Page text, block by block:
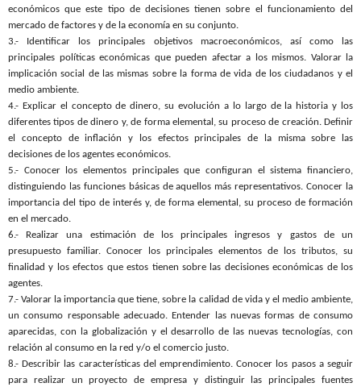
económicos que este tipo de decisiones tienen sobre el funcionamiento del
mercado de factores y de la economía en su conjunto.
3.- Identificar los principales objetivos macroeconómicos, así como las
principales políticas económicas que pueden afectar a los mismos. Valorar la
implicación social de las mismas sobre la forma de vida de los ciudadanos y el
medio ambiente.
4.- Explicar el concepto de dinero, su evolución a lo largo de la historia y los
diferentes tipos de dinero y, de forma elemental, su proceso de creación. Definir
el concepto de inflación y los efectos principales de la misma sobre las
decisiones de los agentes económicos.
5.- Conocer los elementos principales que configuran el sistema financiero,
distinguiendo las funciones básicas de aquellos más representativos. Conocer la
importancia del tipo de interés y, de forma elemental, su proceso de formación
en el mercado.
6.- Realizar una estimación de los principales ingresos y gastos de un
presupuesto familiar. Conocer los principales elementos de los tributos, su
finalidad y los efectos que estos tienen sobre las decisiones económicas de los
agentes.
7.- Valorar la importancia que tiene, sobre la calidad de vida y el medio ambiente,
un consumo responsable adecuado. Entender las nuevas formas de consumo
aparecidas, con la globalización y el desarrollo de las nuevas tecnologías, con
relación al consumo en la red y/o el comercio justo.
8.- Describir las características del emprendimiento. Conocer los pasos a seguir
para realizar un proyecto de empresa y distinguir las principales fuentes